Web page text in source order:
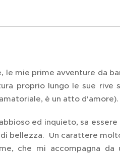
le mie prime avventure da
proprio lungo le sue rive
è un atto d'amore).
ed inquieto, sa essere
bellezza. Un carattere
che mi accompagna da